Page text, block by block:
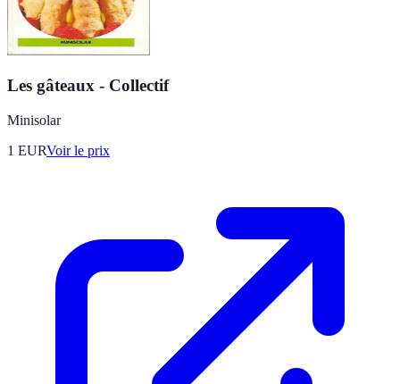
Les gâteaux - Collectif
Minisolar
1 EURVoir le prix